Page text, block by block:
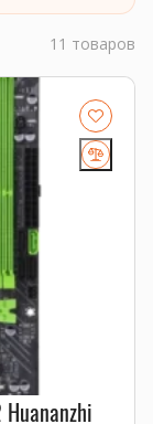
11 товаров
Huananzhi